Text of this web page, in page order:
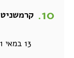
קרמשניט
13 במאי 2021